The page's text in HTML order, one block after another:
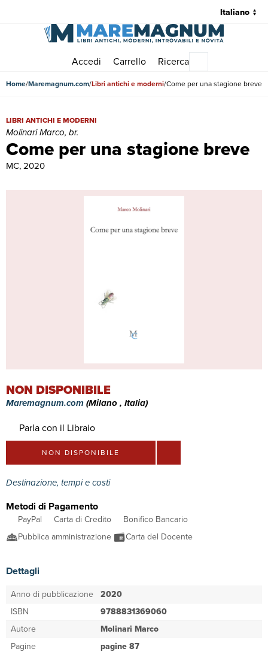
Accedi Carrello Ricerca
Home Maremagnum.com Libri antichi e moderni Come per una stagione breve
Come per una stagione breve
Come per una stagione breve | Libri antichi e moderni | Molinari
LIBRI ANTICHI E MODERNI
Molinari Marco, br.
MC, 2020
NON DISPONIBILE
Maremagnum.com(Milano , Italia)
Parla con il Libraio
NON DISPONIBILE
Destinazione, tempi e costi
Metodi di Pagamento
PayPal Carta di Credito
Bonifico Bancario
Pubblica amministrazione
Carta del Docente
Dettagli
Anno di pubblicazione 2020
ISBN
9788831369060
Autore
Molinari Marco
Pagine
pagine 87